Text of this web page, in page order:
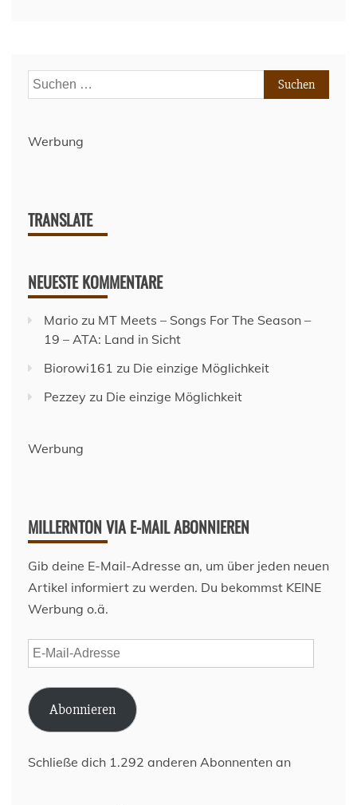
Suchen
nach:
Werbung
TRANSLATE
NEUESTE KOMMENTARE
Mario zu MT Meets – Songs For The Season –
19 – ATA: Land in Sicht
Biorowi161 zu Die einzige Möglichkeit
Pezzey zu Die einzige Möglichkeit
Werbung
MILLERNTON VIA E-MAIL ABONNIEREN
Gib deine E-Mail-Adresse an, um über jeden neuen
Artikel informiert zu werden. Du bekommst KEINE
Werbung o.ä.
E-
Mail-
Adresse
Abonnieren
Schließe dich 1.292 anderen Abonnenten an